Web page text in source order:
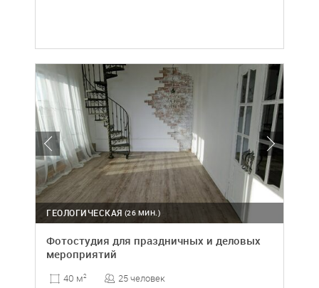
(26 МИН.)
ГЕОЛОГИЧЕСКАЯ
Фотостудия для праздничных и деловых
мероприятий
40 м2 25 человек